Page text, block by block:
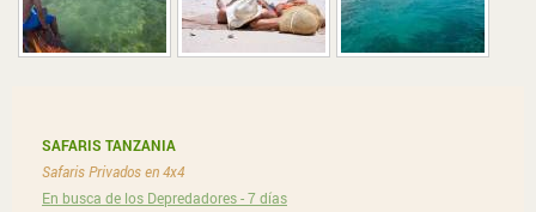
SAFARIS TANZANIA
Safaris Privados en 4x4
En busca de los Depredadores - 7 días